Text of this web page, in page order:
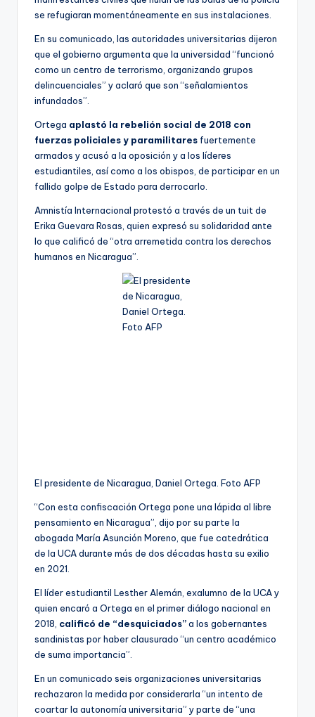
se refugiaran momentáneamente en sus instalaciones.
En su comunicado, las autoridades universitarias dijeron
que el gobierno argumenta que la universidad “funcionó
como un centro de terrorismo, organizando grupos
delincuenciales” y aclaró que son “señalamientos
infundados”.
Ortega aplastó la rebelión social de 2018 con
fuerzas policiales y paramilitares fuertemente
armados y acusó a la oposición y a los líderes
estudiantiles, así como a los obispos, de participar en un
fallido golpe de Estado para derrocarlo.
Amnistía Internacional protestó a través de un tuit de
Erika Guevara Rosas, quien expresó su solidaridad ante
lo que calificó de “otra arremetida contra los derechos
humanos en Nicaragua”.
El presidente de Nicaragua, Daniel Ortega. Foto AFP
“Con esta confiscación Ortega pone una lápida al libre
pensamiento en Nicaragua”, dijo por su parte la
abogada María Asunción Moreno, que fue catedrática
de la UCA durante más de dos décadas hasta su exilio
en 2021.
El líder estudiantil Lesther Alemán, exalumno de la UCA y
quien encaró a Ortega en el primer diálogo nacional en
2018, calificó de “desquiciados”a los gobernantes
sandinistas por haber clausurado “un centro académico
de suma importancia”.
En un comunicado seis organizaciones universitarias
rechazaron la medida por considerarla “un intento de
coartar la autonomía universitaria” y parte de “una